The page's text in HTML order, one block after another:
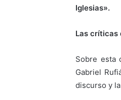
Iglesias».
Las críticas
Sobre esta
Gabriel
discurso y